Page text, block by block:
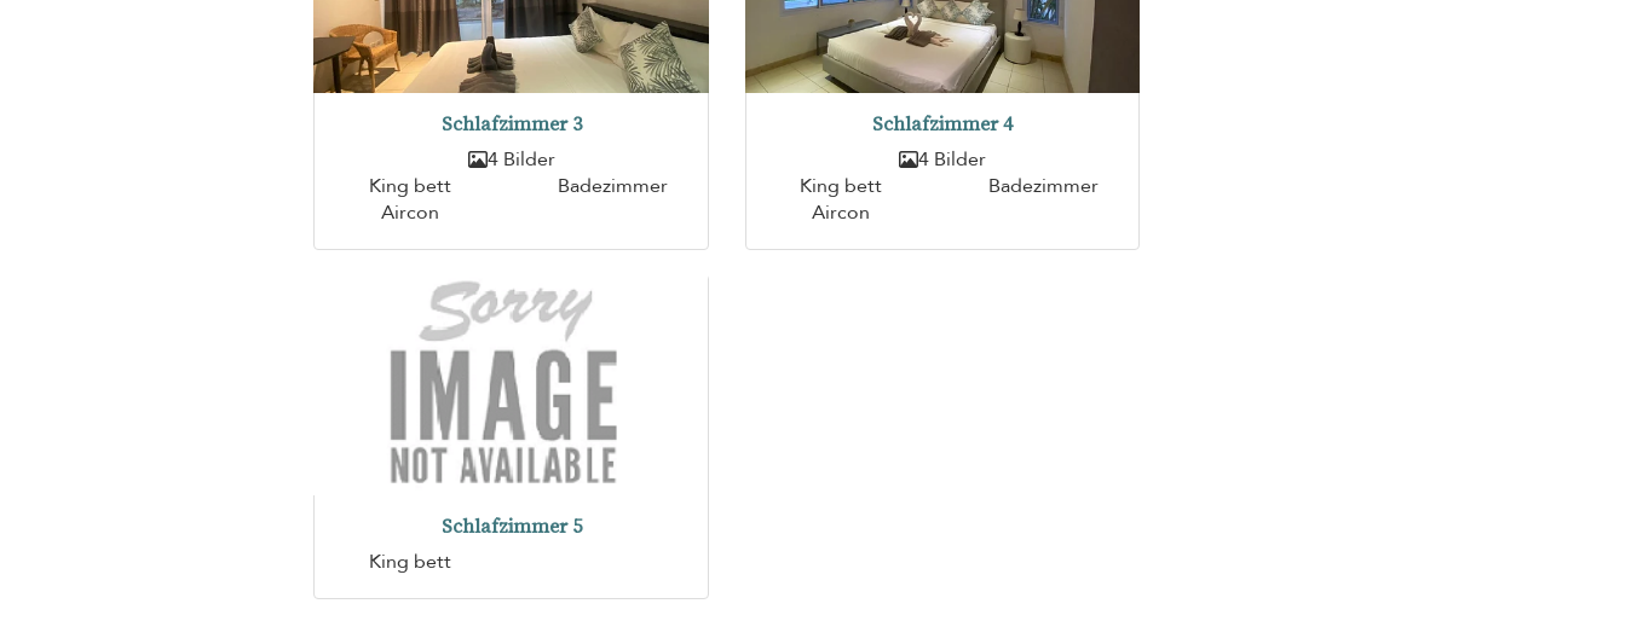
Schlafzimmer 3
4 Bilder
King bett
Badezimmer
Aircon
Schlafzimmer 4
4 Bilder
King bett
Badezimmer
Aircon
Schlafzimmer 5
King bett